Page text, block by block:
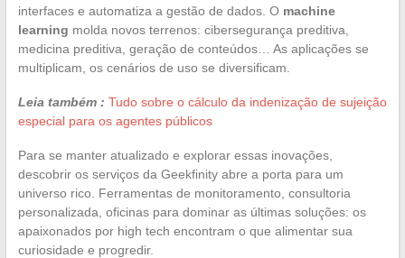
interfaces e automatiza a gestão de dados. O machine
learning molda novos terrenos: cibersegurança preditiva,
medicina preditiva, geração de conteúdos… As aplicações se
multiplicam, os cenários de uso se diversificam.
Leia também : Tudo sobre o cálculo da indenização de sujeição
especial para os agentes públicos
Para se manter atualizado e explorar essas inovações,
descobrir os serviços da Geekfinity abre a porta para um
universo rico. Ferramentas de monitoramento, consultoria
personalizada, oficinas para dominar as últimas soluções: os
apaixonados por high tech encontram o que alimentar sua
curiosidade e progredir.